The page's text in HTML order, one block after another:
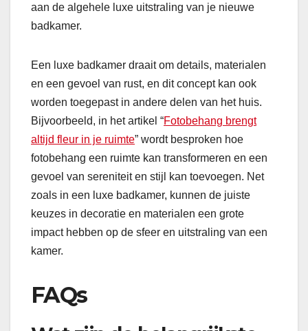
aan de algehele luxe uitstraling van je nieuwe
badkamer.
Een luxe badkamer draait om details, materialen
en een gevoel van rust, en dit concept kan ook
worden toegepast in andere delen van het huis.
Bijvoorbeeld, in het artikel “Fotobehang brengt
altijd fleur in je ruimte” wordt besproken hoe
fotobehang een ruimte kan transformeren en een
gevoel van sereniteit en stijl kan toevoegen. Net
zoals in een luxe badkamer, kunnen de juiste
keuzes in decoratie en materialen een grote
impact hebben op de sfeer en uitstraling van een
kamer.
FAQs